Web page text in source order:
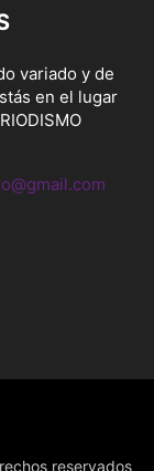
variado y de
en el lugar
reservados